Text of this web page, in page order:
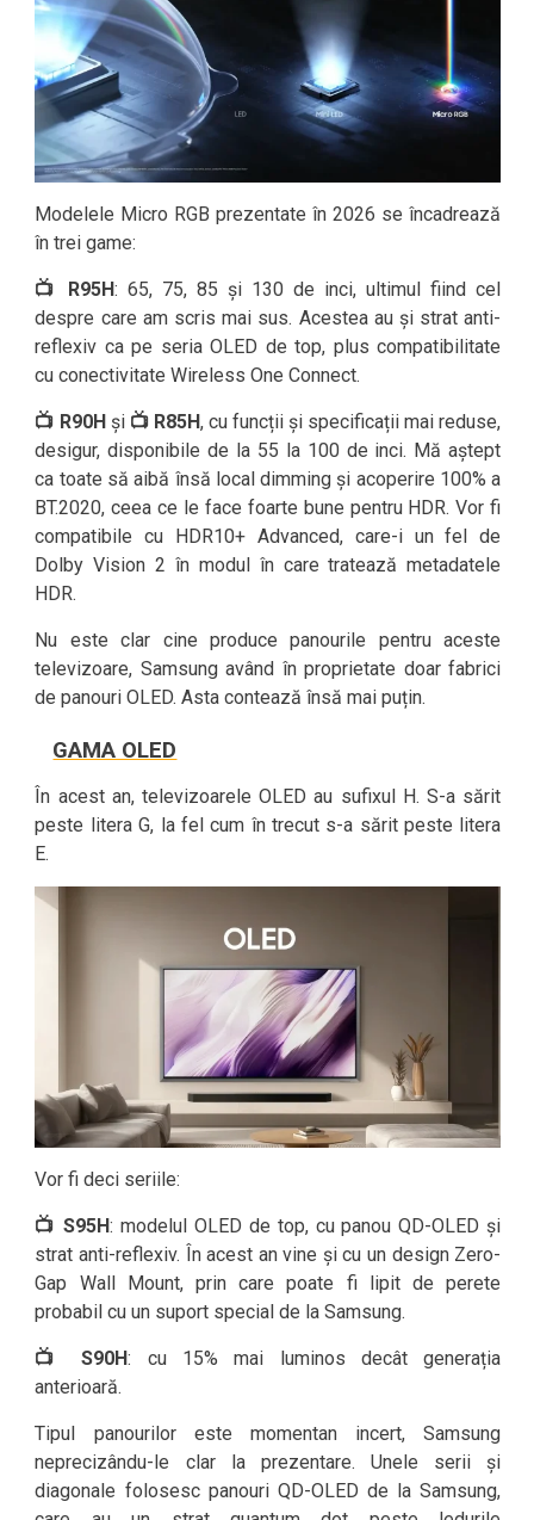
Modelele Micro RGB prezentate în 2026 se încadrează
în trei game:
📺 R95H: 65, 75, 85 și 130 de inci, ultimul fiind cel
despre care am scris mai sus. Acestea au și strat anti-
reflexiv ca pe seria OLED de top, plus compatibilitate
cu conectivitate Wireless One Connect.
📺 R90Hși 📺 R85H, cu funcții și specificații mai reduse,
desigur, disponibile de la 55 la 100 de inci. Mă aștept
ca toate să aibă însă local dimming și acoperire 100% a
BT.2020, ceea ce le face foarte bune pentru HDR. Vor fi
compatibile cu HDR10+ Advanced, care-i un fel de
Dolby Vision 2 în modul în care tratează metadatele
HDR.
Nu este clar cine produce panourile pentru aceste
televizoare, Samsung având în proprietate doar fabrici
de panouri OLED. Asta contează însă mai puțin.
GAMA OLED
În acest an, televizoarele OLED au sufixul H. S-a sărit
peste litera G, la fel cum în trecut s-a sărit peste litera
E.
Vor fi deci seriile:
📺 S95H: modelul OLED de top, cu panou QD-OLED și
strat anti-reflexiv. În acest an vine și cu un design Zero-
Gap Wall Mount, prin care poate fi lipit de perete
probabil cu un suport special de la Samsung.
📺 S90H: cu 15% mai luminos decât generația
anterioară.
Tipul panourilor este momentan incert, Samsung
neprecizându-le clar la prezentare. Unele serii și
diagonale folosesc panouri QD-OLED de la Samsung,